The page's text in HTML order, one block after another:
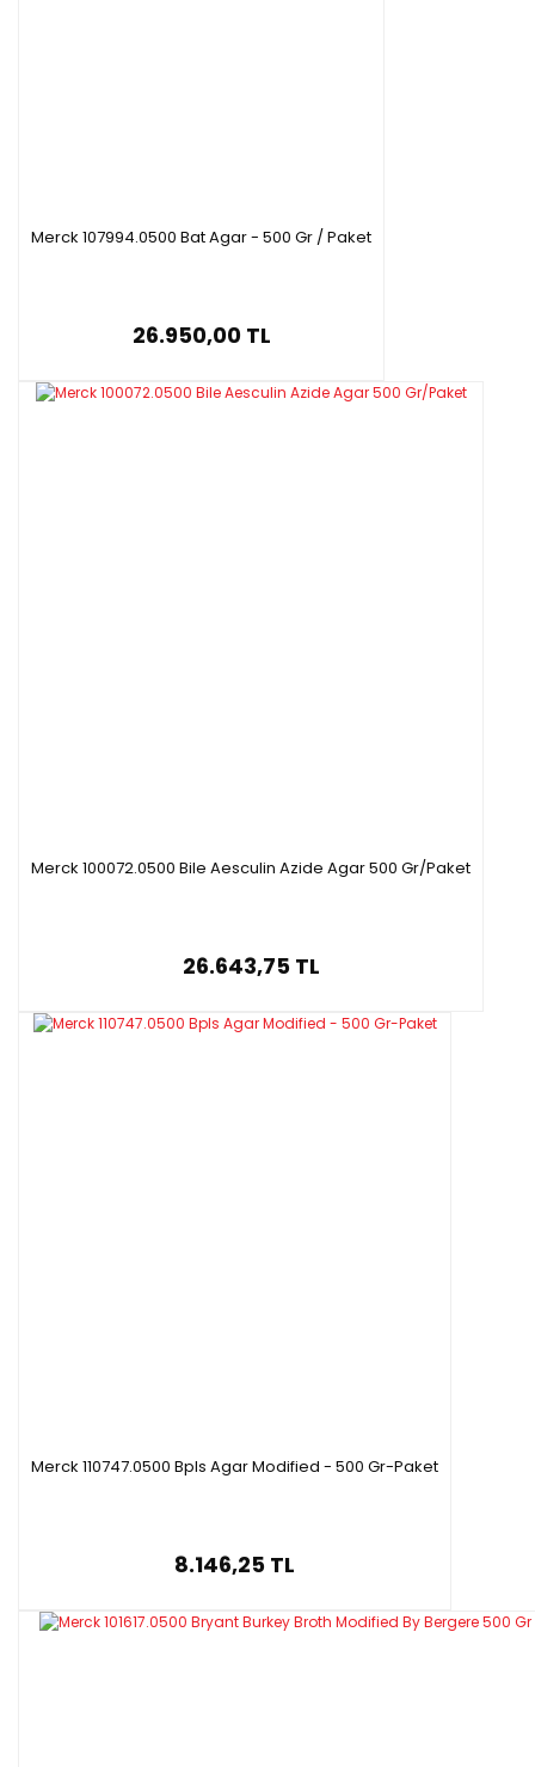
Merck 107994.0500 Bat Agar - 500 Gr / Paket
26.950,00 TL
Merck 100072.0500 Bile Aesculin Azide Agar 500 Gr/Paket
26.643,75 TL
Merck 110747.0500 Bpls Agar Modified - 500 Gr-Paket
8.146,25 TL